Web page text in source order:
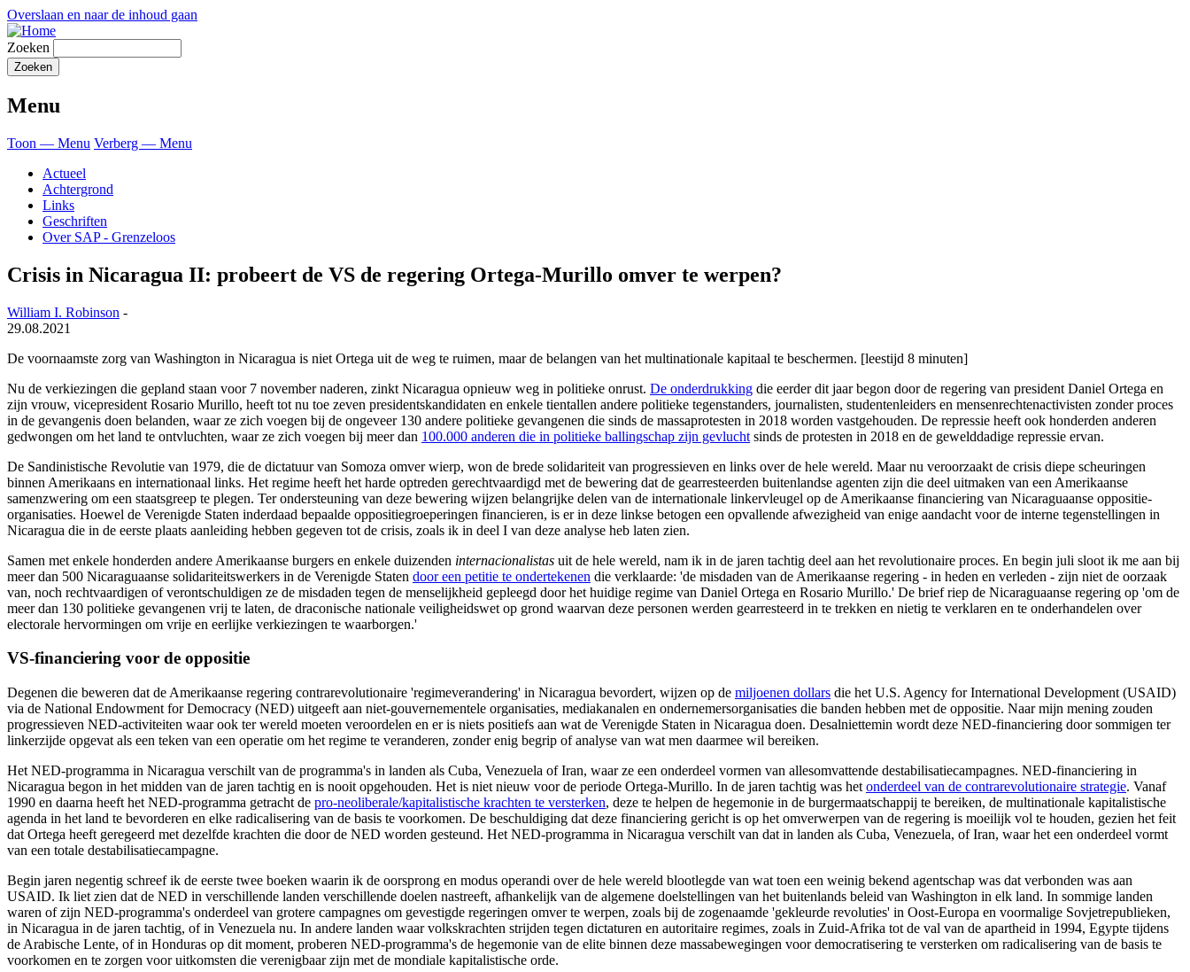
Overslaan en naar de inhoud gaan
Zoeken
Menu
Toon — Menu Verberg — Menu
Actueel
Achtergrond
Links
Geschriften
Over SAP - Grenzeloos
Crisis in Nicaragua II: probeert de VS de regering Ortega-Murillo omver te werpen?
William I. Robinson -
29.08.2021
De voornaamste zorg van Washington in Nicaragua is niet Ortega uit de weg te ruimen, maar de belangen van het multinationale kapitaal te beschermen. [leestijd 8 minuten]
Nu de verkiezingen die gepland staan voor 7 november naderen, zinkt Nicaragua opnieuw weg in politieke onrust. De onderdrukking die eerder dit jaar begon door de regering van president Daniel Ortega en
zijn vrouw, vicepresident Rosario Murillo, heeft tot nu toe zeven presidentskandidaten en enkele tientallen andere politieke tegenstanders, journalisten, studentenleiders en mensenrechtenactivisten zonder proces
in de gevangenis doen belanden, waar ze zich voegen bij de ongeveer 130 andere politieke gevangenen die sinds de massaprotesten in 2018 worden vastgehouden. De repressie heeft ook honderden anderen
gedwongen om het land te ontvluchten, waar ze zich voegen bij meer dan 100.000 anderen die in politieke ballingschap zijn gevlucht sinds de protesten in 2018 en de gewelddadige repressie ervan.
De Sandinistische Revolutie van 1979, die de dictatuur van Somoza omver wierp, won de brede solidariteit van progressieven en links over de hele wereld. Maar nu veroorzaakt de crisis diepe scheuringen
binnen Amerikaans en internationaal links. Het regime heeft het harde optreden gerechtvaardigd met de bewering dat de gearresteerden buitenlandse agenten zijn die deel uitmaken van een Amerikaanse
samenzwering om een staatsgreep te plegen. Ter ondersteuning van deze bewering wijzen belangrijke delen van de internationale linkervleugel op de Amerikaanse financiering van Nicaraguaanse oppositie-
organisaties. Hoewel de Verenigde Staten inderdaad bepaalde oppositiegroeperingen financieren, is er in deze linkse betogen een opvallende afwezigheid van enige aandacht voor de interne tegenstellingen in
Nicaragua die in de eerste plaats aanleiding hebben gegeven tot de crisis, zoals ik in deel I van deze analyse heb laten zien.
Samen met enkele honderden andere Amerikaanse burgers en enkele duizenden internacionalistas uit de hele wereld, nam ik in de jaren tachtig deel aan het revolutionaire proces. En begin juli sloot ik me aan bij
meer dan 500 Nicaraguaanse solidariteitswerkers in de Verenigde Staten door een petitie te ondertekenen die verklaarde: 'de misdaden van de Amerikaanse regering - in heden en verleden - zijn niet de oorzaak
van, noch rechtvaardigen of verontschuldigen ze de misdaden tegen de menselijkheid gepleegd door het huidige regime van Daniel Ortega en Rosario Murillo.' De brief riep de Nicaraguaanse regering op 'om de
meer dan 130 politieke gevangenen vrij te laten, de draconische nationale veiligheidswet op grond waarvan deze personen werden gearresteerd in te trekken en nietig te verklaren en te onderhandelen over
electorale hervormingen om vrije en eerlijke verkiezingen te waarborgen.'
VS-financiering voor de oppositie
Degenen die beweren dat de Amerikaanse regering contrarevolutionaire 'regimeverandering' in Nicaragua bevordert, wijzen op de miljoenen dollars die het U.S. Agency for International Development (USAID)
via de National Endowment for Democracy (NED) uitgeeft aan niet-gouvernementele organisaties, mediakanalen en ondernemersorganisaties die banden hebben met de oppositie. Naar mijn mening zouden
progressieven NED-activiteiten waar ook ter wereld moeten veroordelen en er is niets positiefs aan wat de Verenigde Staten in Nicaragua doen. Desalniettemin wordt deze NED-financiering door sommigen ter
linkerzijde opgevat als een teken van een operatie om het regime te veranderen, zonder enig begrip of analyse van wat men daarmee wil bereiken.
Het NED-programma in Nicaragua verschilt van de programma's in landen als Cuba, Venezuela of Iran, waar ze een onderdeel vormen van allesomvattende destabilisatiecampagnes. NED-financiering in
Nicaragua begon in het midden van de jaren tachtig en is nooit opgehouden. Het is niet nieuw voor de periode Ortega-Murillo. In de jaren tachtig was het onderdeel van de contrarevolutionaire strategie. Vanaf
1990 en daarna heeft het NED-programma getracht de pro-neoliberale/kapitalistische krachten te versterken, deze te helpen de hegemonie in de burgermaatschappij te bereiken, de multinationale kapitalistische
agenda in het land te bevorderen en elke radicalisering van de basis te voorkomen. De beschuldiging dat deze financiering gericht is op het omverwerpen van de regering is moeilijk vol te houden, gezien het feit
dat Ortega heeft geregeerd met dezelfde krachten die door de NED worden gesteund. Het NED-programma in Nicaragua verschilt van dat in landen als Cuba, Venezuela, of Iran, waar het een onderdeel vormt
van een totale destabilisatiecampagne.
Begin jaren negentig schreef ik de eerste twee boeken waarin ik de oorsprong en modus operandi over de hele wereld blootlegde van wat toen een weinig bekend agentschap was dat verbonden was aan
USAID. Ik liet zien dat de NED in verschillende landen verschillende doelen nastreeft, afhankelijk van de algemene doelstellingen van het buitenlands beleid van Washington in elk land. In sommige landen
waren of zijn NED-programma's onderdeel van grotere campagnes om gevestigde regeringen omver te werpen, zoals bij de zogenaamde 'gekleurde revoluties' in Oost-Europa en voormalige Sovjetrepublieken,
in Nicaragua in de jaren tachtig, of in Venezuela nu. In andere landen waar volkskrachten strijden tegen dictaturen en autoritaire regimes, zoals in Zuid-Afrika tot de val van de apartheid in 1994, Egypte tijdens
de Arabische Lente, of in Honduras op dit moment, proberen NED-programma's de hegemonie van de elite binnen deze massabewegingen voor democratisering te versterken om radicalisering van de basis te
voorkomen en te zorgen voor uitkomsten die verenigbaar zijn met de mondiale kapitalistische orde.